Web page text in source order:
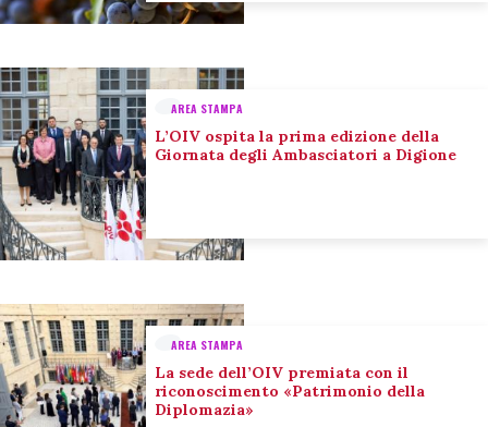
AREA STAMPA
L’OIV ospita la prima edizione della
Giornata degli Ambasciatori a Digione
AREA STAMPA
La sede dell’OIV premiata con il
riconoscimento «Patrimonio della
Diplomazia»